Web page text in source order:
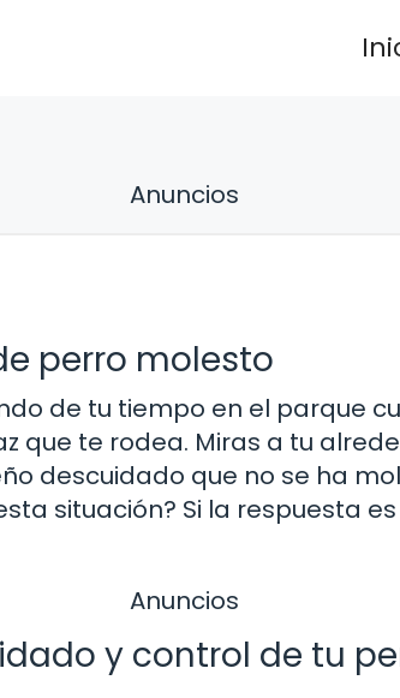
Anuncios
perro molesto
de tu tiempo en el parque
que te rodea. Miras a tu
descuidado que no se ha
situación? Si la respuesta
Anuncios
y control de tu